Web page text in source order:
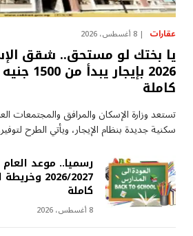
عقارات 8 أغسطس، 2026
يا بختك لو مستحق.. شقق
2026
كاملة
تستعد وزارة الإسكان والمرافق والمجتمعات
سكنية جديدة بنظام الإيجار، ويأتي الطرح
رسميا.. موعد
2026/2027
كاملة
8 أغسطس، 2026